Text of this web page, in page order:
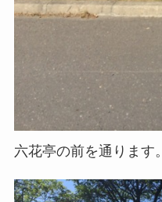
六花亭の前を通ります。